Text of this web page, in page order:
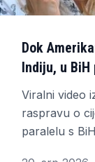
Dok
Indiju, u
pozivima
Viralni video
raspravu o
paralelu s